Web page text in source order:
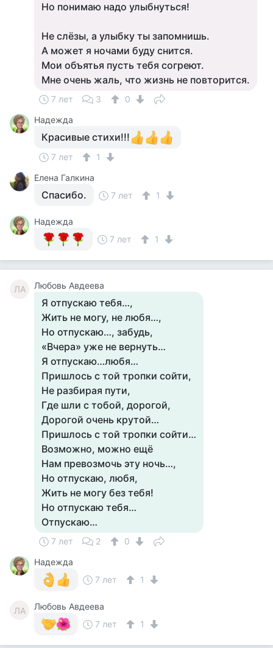
Но понимаю надо улыбнуться!
Не слёзы, а улыбку ты запомнишь.
А может я ночами буду снится.
Мои объятья пусть тебя согреют.
Мне очень жаль, что жизнь не повторится.
7 лет 3
0
Надежда
Красивые стихи!!!
7 лет
1
Елена Галкина
Спасибо. 7 лет 1
Надежда
7 лет
1
ЛА Любовь Авдеева
Я отпускаю тебя…,
Жить не могу, не любя…,
Но отпускаю…, забудь,
«Вчера» уже не вернуть…
Я отпускаю…любя…
Пришлось с той тропки сойти,
Не разбирая пути,
Где шли с тобой, дорогой,
Дорогой очень крутой…
Пришлось с той тропки сойти…
Возможно, можно ещё
Нам превозмочь эту ночь…,
Но отпускаю, любя,
Жить не могу без тебя!
Но отпускаю тебя…
Отпускаю…
7 лет 2
0
Надежда
7 лет
1
ЛА
Любовь Авдеева
7 лет
1